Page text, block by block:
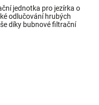
jednotka pro jezírka o
odlučování hrubých
díky bubnové filtrační